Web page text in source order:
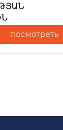
посмотреть